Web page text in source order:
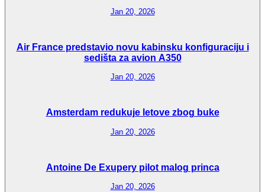
Jan 20, 2026
Air France predstavio novu kabinsku konfiguraciju i
sedišta za avion A350
Jan 20, 2026
Amsterdam redukuje letove zbog buke
Jan 20, 2026
Antoine De Exupery pilot malog princa
Jan 20, 2026